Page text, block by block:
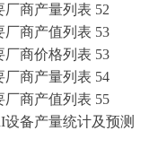
厂商产量列表 52
厂商产值列表 53
厂商价格列表 53
厂商产量列表 54
厂商产值列表 55
设备产量统计及预测